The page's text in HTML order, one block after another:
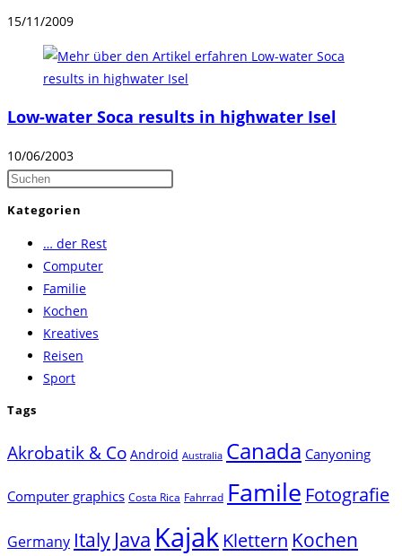
15/11/2009
Low-water Soca results in highwater Isel
10/06/2003
Press
Kategorien
… der Rest
Computer
Familie
Kochen
Kreatives
Reisen
Sport
Tags
Akrobatik & Co Android Australia Canada Canyoning
Computer graphics Costa Rica Fahrrad Famile Fotografie
Germany Italy Java Kajak Klettern Kochen